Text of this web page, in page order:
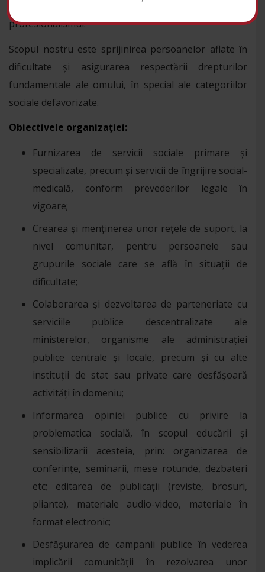
implicarea, valorizarea, responsabilitatea şi
profesionalismul.
Scopul nostru este sprijinirea persoanelor aflate în
dificultate și asigurarea respectării drepturilor
fundamentale ale omului, în special ale categoriilor
sociale defavorizate.
Obiectivele organizației:
Furnizarea de servicii sociale primare și
specializate, precum și servicii de îngrijire social-
medicală, conform prevederilor legale în
vigoare;
Crearea și menținerea unor rețele de suport, la
nivel comunitar, pentru persoanele sau
grupurile sociale care se află în situații de
dificultate;
Colaborarea și dezvoltarea de parteneriate cu
serviciile publice descentralizate ale
ministerelor, organisme ale administrației
publice centrale și locale, precum și cu alte
instituții de stat sau private care desfășoară
activități în domeniu;
Informarea opiniei publice cu privire la
problematica socială, în scopul educării și
sensibilizarii acesteia, prin: organizarea de
conferințe, seminarii, mese rotunde, dezbateri
etc; editarea de publicații (reviste, brosuri,
pliante), materiale audio-video, materiale în
format electronic;
Desfășurarea de campanii publice în vederea
implicării comunității în rezolvarea unor